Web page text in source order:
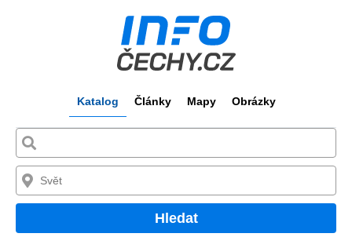
Katalog Články Mapy Obrázky
Hledat